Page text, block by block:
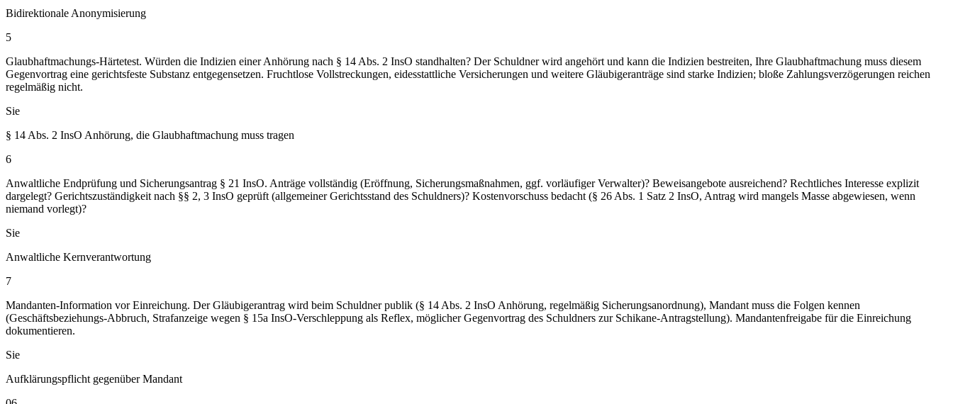
Bidirektionale Anonymisierung
5
Glaubhaftmachungs-Härtetest. Würden die Indizien einer Anhörung nach § 14 Abs. 2 InsO standhalten? Der Schuldner wird angehört und kann die Indizien bestreiten, Ihre Glaubhaftmachung muss diesem
Gegenvortrag eine gerichtsfeste Substanz entgegensetzen. Fruchtlose Vollstreckungen, eidesstattliche Versicherungen und weitere Gläubigeranträge sind starke Indizien; bloße Zahlungsverzögerungen reichen
regelmäßig nicht.
Sie
§ 14 Abs. 2 InsO Anhörung, die Glaubhaftmachung muss tragen
6
Anwaltliche Endprüfung und Sicherungsantrag § 21 InsO. Anträge vollständig (Eröffnung, Sicherungsmaßnahmen, ggf. vorläufiger Verwalter)? Beweisangebote ausreichend? Rechtliches Interesse explizit
dargelegt? Gerichtszuständigkeit nach §§ 2, 3 InsO geprüft (allgemeiner Gerichtsstand des Schuldners)? Kostenvorschuss bedacht (§ 26 Abs. 1 Satz 2 InsO, Antrag wird mangels Masse abgewiesen, wenn
niemand vorlegt)?
Sie
Anwaltliche Kernverantwortung
7
Mandanten-Information vor Einreichung. Der Gläubigerantrag wird beim Schuldner publik (§ 14 Abs. 2 InsO Anhörung, regelmäßig Sicherungsanordnung), Mandant muss die Folgen kennen
(Geschäftsbeziehungs-Abbruch, Strafanzeige wegen § 15a InsO-Verschleppung als Reflex, möglicher Gegenvortrag des Schuldners zur Schikane-Antragstellung). Mandantenfreigabe für die Einreichung
dokumentieren.
Sie
Aufklärungspflicht gegenüber Mandant